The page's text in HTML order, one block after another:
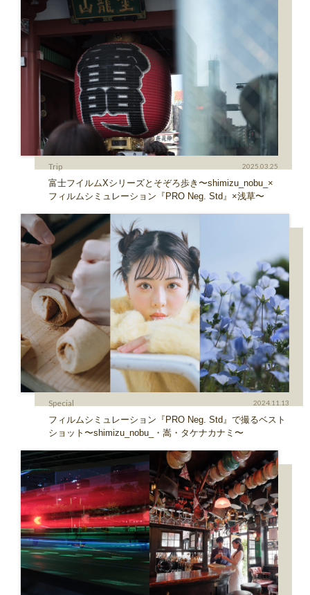
Trip 2025.03.25
富士フイルムXシリーズとそぞろ歩き〜shimizu_nobu_×
フィルムシミュレーション『PRO Neg. Std』×浅草〜
Special 2024.11.13
フィルムシミュレーション『PRO Neg. Std』で撮るベスト
ショット〜shimizu_nobu_・嵩・タケナカナミ〜